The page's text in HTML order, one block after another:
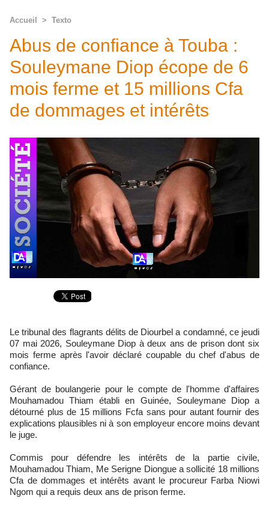
Accueil > Texto
Abus de confiance à Touba :
Souleymane Diop écope de 6
mois ferme et 15 millions Cfa
de dommages et intérêts
Le tribunal des flagrants délits de Diourbel a condamné, ce jeudi
07 mai 2026, Souleymane Diop à deux ans de prison dont six
mois ferme après l'avoir déclaré coupable du chef d'abus de
confiance.
Gérant de boulangerie pour le compte de l'homme d'affaires
Mouhamadou Thiam établi en Guinée, Souleymane Diop a
détourné plus de 15 millions Fcfa sans pour autant fournir des
explications plausibles ni à son employeur encore moins devant
le juge.
Commis pour défendre les intérêts de la partie civile,
Mouhamadou Thiam, Me Serigne Diongue a sollicité 18 millions
Cfa de dommages et intérêts avant le procureur Farba Niowi
Ngom qui a requis deux ans de prison ferme.